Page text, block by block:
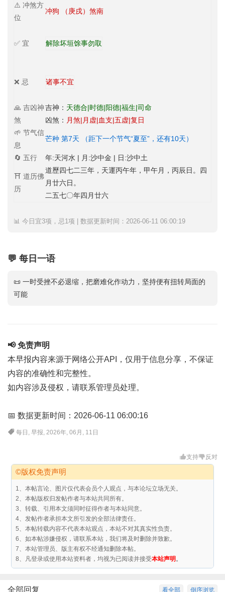
⚠️ 冲煞方
位
冲狗 （庚戌）煞南
✅ 宜 解除坏垣馀事勿取
❌ 忌 诸事不宜
🙏 吉凶神
煞
吉神： 天德合|时德|阳德|福生|司命
凶煞： 月煞|月虚|血支|五虚|复日
🌱 节气信
息
芒种 第7天 （距下一个节气“夏至”，还有10天）
🔄 五行 年:天河水 | 月:沙中金 | 日:沙中土
⛩️ 道历佛
历
道歷四七二三年，天運丙午年，甲午月，丙辰日。四
月廿六日。
二五七〇年四月廿六
📊 今日宜3项，忌1项 | 数据更新时间：2026-06-11 06:00:19
💬 每日一语
📜 一时受挫不必退缩，把磨难化作动力，坚持便有扭转局面的
可能
📢 免责声明
本早报内容来源于网络公开API，仅用于信息分享，不保证
内容的准确性和完整性。
如内容涉及侵权，请联系管理员处理。
📅 数据更新时间：2026-06-11 06:00:16
每日 ,早报,2026年,06月 , 11日
支持 反对
©版权免责声明
1、本帖言论、图片仅代表会员个人观点，与本论坛立场无关。
2、本帖版权归发帖作者与本站共同所有。
3、转载、引用本文须同时征得作者与本站同意。
4、发帖作者承担本文所引发的全部法律责任。
5、本帖转载内容不代表本站观点，本站不对其真实性负责。
6、如本帖涉嫌侵权，请联系本站，我们将及时删除并致歉。
7、本站管理员、版主有权不经通知删除本帖。
8、凡登录或使用本站资料者，均视为已阅读并接受本站声明 。
倒序浏览
看全部
全部回复